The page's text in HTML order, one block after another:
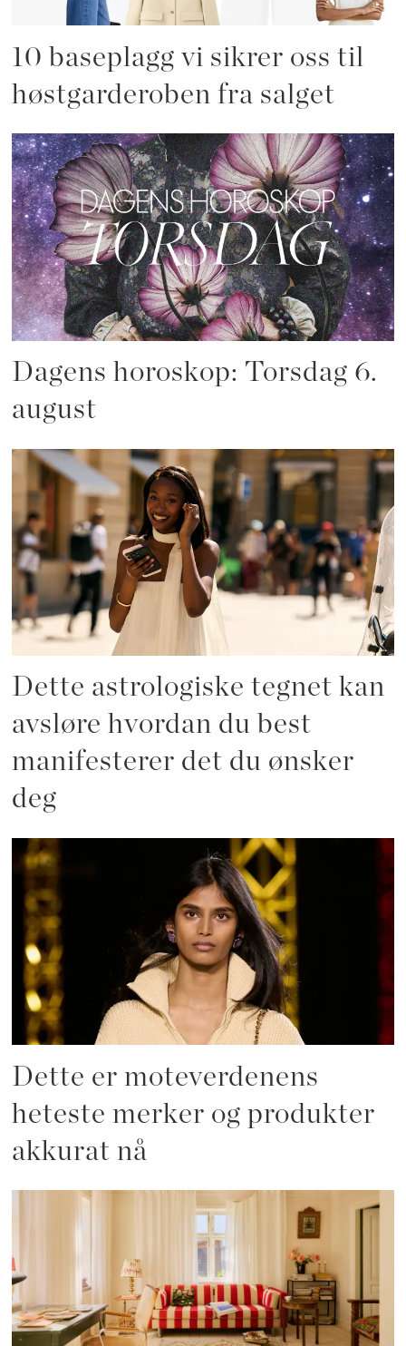
10 baseplagg vi sikrer oss til
høstgarderoben fra salget
Dagens horoskop: Torsdag 6.
august
Dette astrologiske tegnet kan
avsløre hvordan du best
manifesterer det du ønsker
deg
Dette er moteverdenens
heteste merker og produkter
akkurat nå